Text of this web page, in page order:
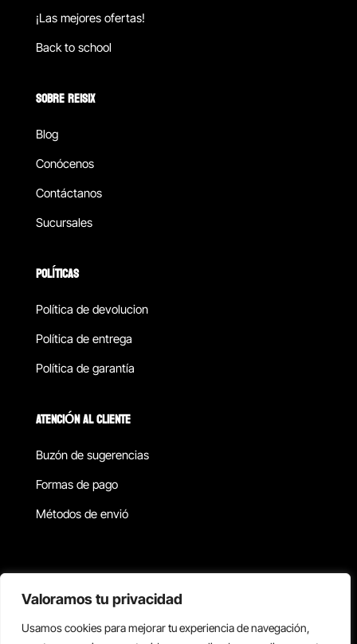
Valoramos tu privacidad
Usamos cookies para mejorar tu experiencia de navegación,
¡Las mejores ofertas!
Back to school
SOBRE REISIX
Blog
Conócenos
Contáctanos
Sucursales
POLÍTICAS
Política de devolucion
Política de entrega
Política de garantía
ATENCIÓN AL CLIENTE
Buzón de sugerencias
Formas de pago
Métodos de envió
Copyright © 2026 Reisix. Todos los derechos reservados.